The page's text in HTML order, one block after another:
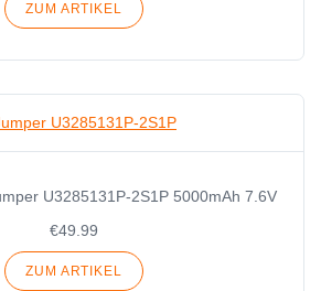
ZUM ARTIKEL
U3285131P-2S1P 5000mAh 7.6V
€49.99
ZUM ARTIKEL